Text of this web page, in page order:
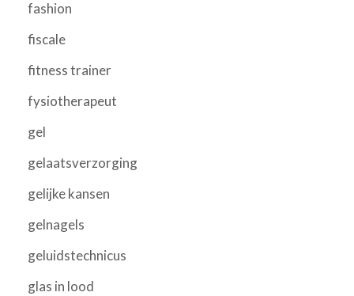
fashion
fiscale
fitness trainer
fysiotherapeut
gel
gelaatsverzorging
gelijke kansen
gelnagels
geluidstechnicus
glas in lood